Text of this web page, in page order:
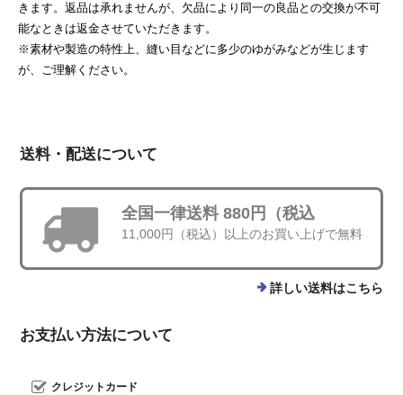
きます。返品は承れませんが、欠品により同一の良品との交換が不可
能なときは返金させていただきます。
※素材や製造の特性上、縫い目などに多少のゆがみなどが生じます
が、ご理解ください。
送料・配送について
全国一律送料 880円（税込
11,000円（税込）以上のお買い上げで無料
詳しい送料はこちら
お支払い方法について
クレジットカード